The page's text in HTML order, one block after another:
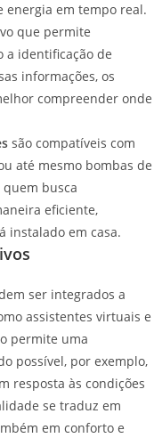
energia em tempo real.
que permite
a identificação de
informações, os
compreender onde
são compatíveis com
até mesmo bombas de
busca
eficiente,
instalado em casa.
ser integrados a
assistentes virtuais e
permite uma
possível, por exemplo,
resposta às condições
se traduz em
em conforto e